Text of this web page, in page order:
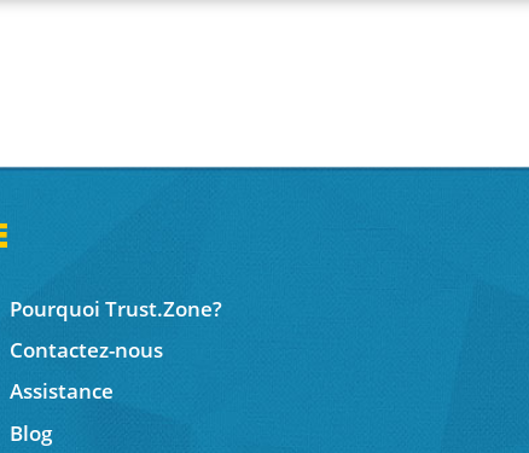
Pourquoi Trust.Zone?
Contactez-nous
Assistance
Blog